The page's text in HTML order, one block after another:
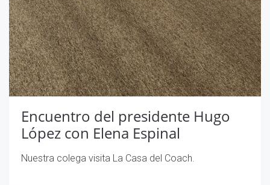
Encuentro del presidente Hugo
López con Elena Espinal
Nuestra colega visita La Casa del Coach.